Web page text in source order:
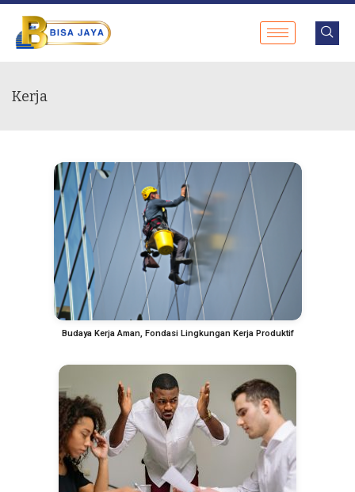
Kerja
Budaya Kerja Aman, Fondasi Lingkungan Kerja Produktif